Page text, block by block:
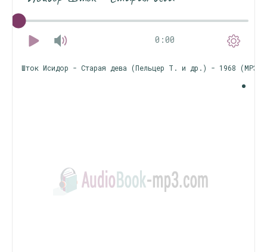
0:00
Шток Исидор - Старая дева (Пельцер Т. и др.) - 1968 (MP3)